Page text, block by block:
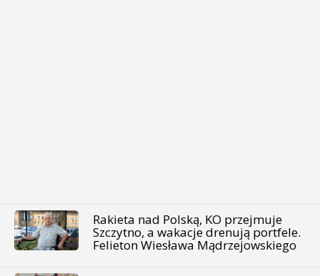
Rakieta nad Polską, KO przejmuje
Szczytno, a wakacje drenują portfele.
Felieton Wiesława Mądrzejowskiego